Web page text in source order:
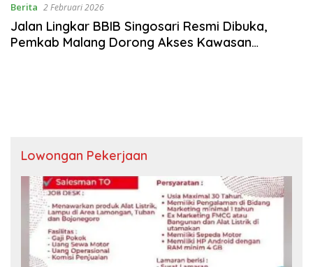
Berita 2 Februari 2026
Jalan Lingkar BBIB Singosari Resmi Dibuka,
Pemkab Malang Dorong Akses Kawasan
Lowongan Pekerjaan